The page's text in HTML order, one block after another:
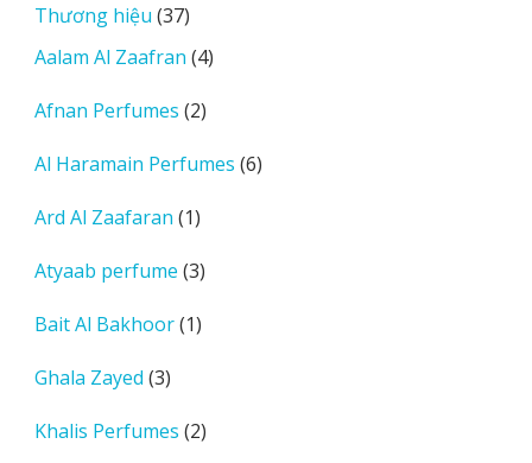
Thương hiệu 3737
sản
phẩm
Aalam Al Zaafran 44
Afnan Perfumes 22
phẩm
Al Haramain Perfumes 66
Ard Al Zaafaran 11
phẩm
Atyaab perfume 33
phẩm
Bait Al Bakhoor 11
Ghala Zayed 33
phẩm
Khalis Perfumes 22